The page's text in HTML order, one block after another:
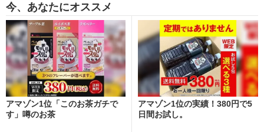
今、あなたにオススメ
アマゾン1位「このお茶ガチで
す」噂のお茶
アマゾン1位の実績！380円で5
日間お試し。